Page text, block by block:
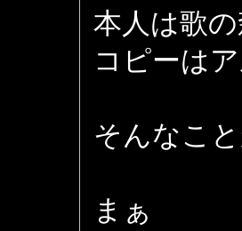
本人は歌
コピーは
そんなこ
まぁ